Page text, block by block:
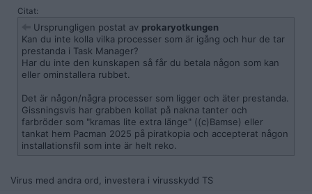
Citat:
Ursprungligen postat av prokaryotkungen
Kan du inte kolla vilka processer som är igång och hur de tar
prestanda i Task Manager?
Har du inte den kunskapen så får du betala någon som kan
eller ominstallera rubbet.
Det är någon/några processer som ligger och äter prestanda.
Gissningsvis har grabben kollat på nakna tanter och
farbröder som "kramas lite extra länge" ((c)Bamse) eller
tankat hem Pacman 2025 på piratkopia och accepterat någon
installationsfil som inte är helt reko.
Virus med andra ord, investera i virusskydd TS